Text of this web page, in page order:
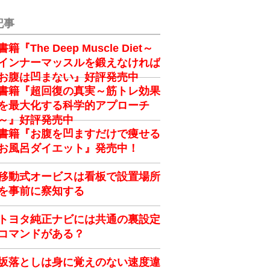
事
籍『The Deep Muscle Diet～
ンナーマッスルを鍛えなければ
腹は凹まない』好評発売中
籍『超回復の真実～筋トレ効果
最大化する科学的アプローチ
』好評発売中
籍『お腹を凹ますだけで痩せる
風呂ダイエット』発売中！
動式オービスは看板で設置場所
事前に察知する
ヨタ純正ナビには共通の裏設定
マンドがある？
落としは身に覚えのない速度違